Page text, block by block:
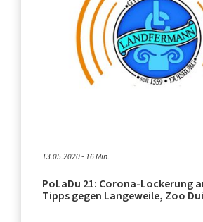
13.05.2020 - 16 Min.
PoLaDu 21: Corona-Lockerung
Tipps gegen Langeweile, Zoo